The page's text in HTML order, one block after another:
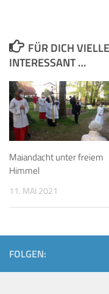
FÜR DICH
INTERESSANT …
Maiandacht unter freiem
Himmel
11. MAI 2021
FOLGEN: